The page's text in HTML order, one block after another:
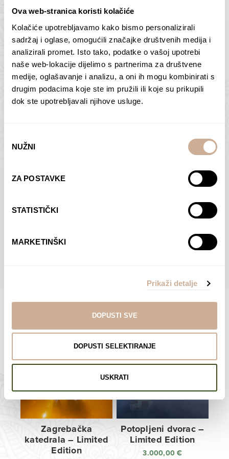
Ova web-stranica koristi kolačiće
Kolačiće upotrebljavamo kako bismo personalizirali
sadržaj i oglase, omogućili značajke društvenih medija i
analizirali promet. Isto tako, podatke o vašoj upotrebi
naše web-lokacije dijelimo s partnerima za društvene
medije, oglašavanje i analizu, a oni ih mogu kombinirati s
drugim podacima koje ste im pružili ili koje su prikupili
dok ste upotrebljavali njihove usluge.
pristanka
NUŽNI
ZA POSTAVKE
STATISTIČKI
MARKETINŠKI
Prikaži detalje
DOPUSTI SVE
DOPUSTI SELEKTIRANJE
USKRATI
Butan – ljudi 2
75,00€ – 138,00€Raspon
cijena:
od
75,00 €
138,00 €
ODABERI OPCIJE
Antarktika – krajolik
2
75,00€ – 138,00€Raspon
cijena:
od
ODABERI OPCIJE
Dolac
ODABERI OPCIJE
Moreškanti – sjena
€Raspon
od
75,00 €
do
138,00 €
ODABERI OPCIJE
POGLEDAJTE SVE PROIZVODE U OVOJ KATEGORIJI
Limited Edition Fotografije
Zagrebačka
katedrala – Limited
Edition
Potopljeni dvorac –
Limited Edition
3.000,00€